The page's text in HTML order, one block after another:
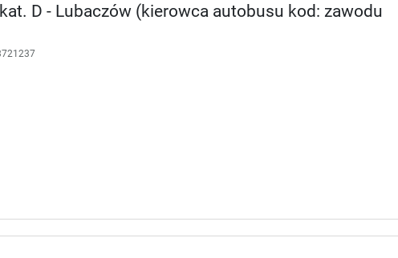
D - Lubaczów (kierowca autobusu kod: zawodu